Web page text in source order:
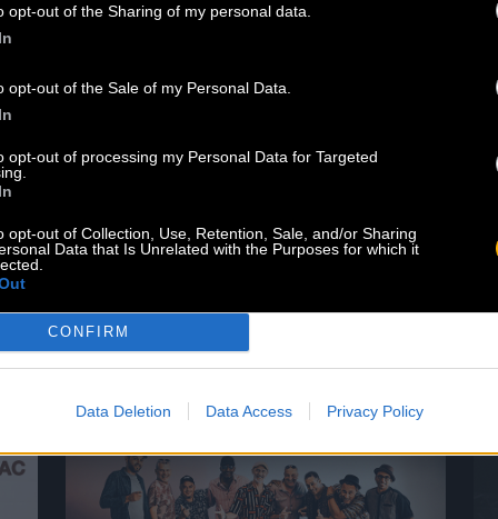
opt-out of the Sharing of my personal data.
opt-out of the Sale of my Personal Data.
opt-out of processing my Personal Data for Targeted
opt-out of Collection, Use, Retention, Sale, and/or Sharing
Data that Is Unrelated with the Purposes for which it
CONFIRM
Data Deletion Data Access Privacy Policy
disponible sur le Baco Shop ! Ne ratez
jamaïcain. Lien pour commander
lien. Dans la discographie idéale de
Lire la suite